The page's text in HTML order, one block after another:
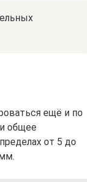
ещё и по
общее
от 5 до